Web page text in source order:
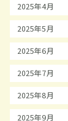
2025年4月
2025年5月
2025年6月
2025年7月
2025年8月
2025年9月